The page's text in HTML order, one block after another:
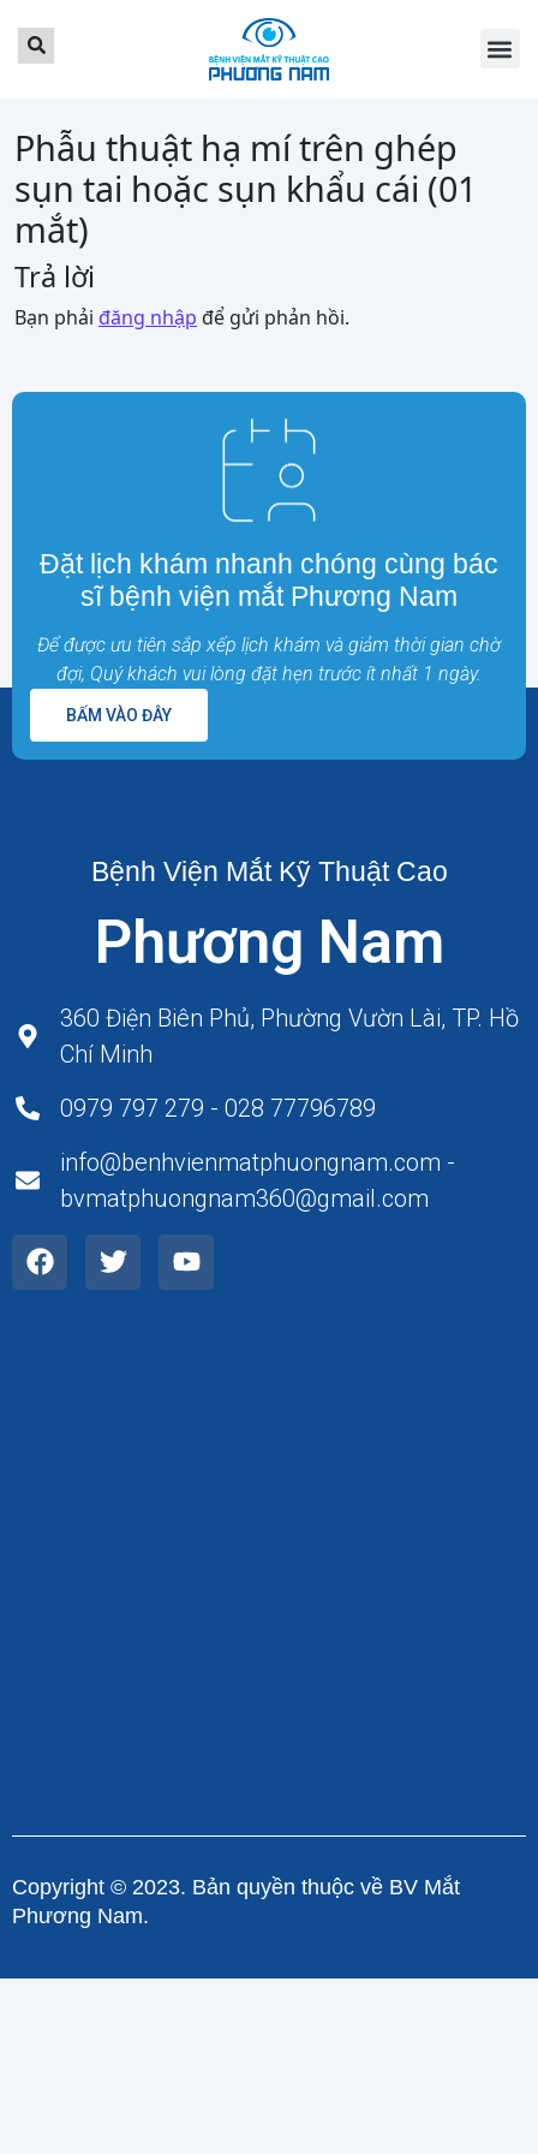
Phẫu thuật hạ mí trên ghép
sụn tai hoặc sụn khẩu cái (01
mắt)
Trả lời
Bạn phải đăng nhập để gửi phản hồi.
Đặt lịch khám nhanh chóng cùng bác
sĩ bệnh viện mắt Phương Nam
Để được ưu tiên sắp xếp lịch khám và giảm thời gian chờ
đợi, Quý khách vui lòng đặt hẹn trước ít nhất 1 ngày.
BẤM VÀO ĐÂY
Bệnh Viện Mắt Kỹ Thuật Cao
Phương Nam
360 Điện Biên Phủ, Phường Vườn Lài, TP. Hồ
Chí Minh
0979 797 279 - 028 77796789
info@benhvienmatphuongnam.com -
bvmatphuongnam360@gmail.com
Copyright © 2023. Bản quyền thuộc về BV Mắt
Phương Nam.